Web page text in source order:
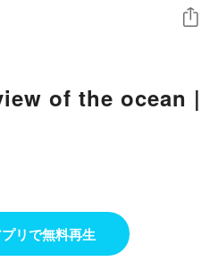
of the ocean |
シェア
リで無料再生